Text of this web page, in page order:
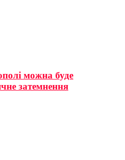
можна буде
затемнення